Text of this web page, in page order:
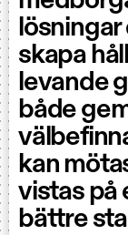
lösningar
skapa
levande
både
kan
vistas på
bättre